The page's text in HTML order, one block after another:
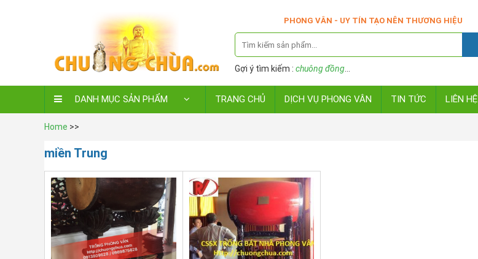
PHONG VÂN - UY TÍN TẠO NÊN THƯƠNG HIỆU
Gợi ý tìm kiếm : chuông đồng
DANH MỤC SẢN PHẨM TRANG CHỦ DỊCH VỤ PHONG VÂN TIN TỨC LIÊN HỆ
Home >>
miền Trung